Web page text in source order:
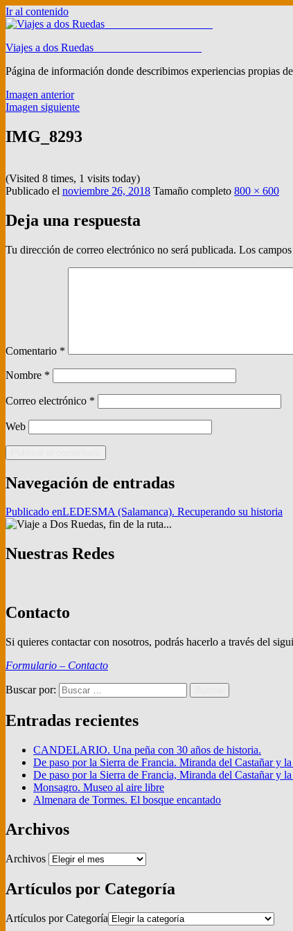
Ir al contenido
Viajes a dos Ruedas ___________________
Página de información donde describimos experiencias propias
Imagen anterior
Imagen siguiente
IMG_8293
(Visited 8 times, 1 visits today)
Publicado el noviembre 26, 2018 Tamaño completo 800 × 600
Deja una respuesta
Tu dirección de correo electrónico no será publicada. Los
Comentario *
Nombre *
Correo electrónico *
Web
Navegación de entradas
Publicado enLEDESMA (Salamanca). Recuperando su historia
Nuestras Redes
Contacto
Si quieres contactar con nosotros, podrás hacerlo a través del
Formulario – Contacto
Buscar por:
Entradas recientes
CANDELARIO. Una peña con 30 años de historia.
De paso por la Sierra de Francia. Miranda del Castañar y
De paso por la Sierra de Francia, Miranda del Castañar y
Monsagro. Museo al aire libre
Almenara de Tormes. El bosque encantado
Archivos
Archivos
Artículos por Categoría
Artículos por Categoría